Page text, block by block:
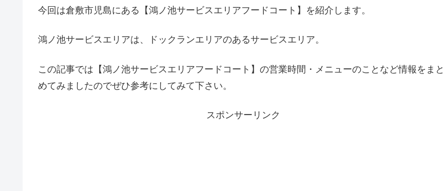
今回は倉敷市児島にある【鴻ノ池サービスエリアフードコート】を紹介します。
鴻ノ池サービスエリアは、ドックランエリアのあるサービスエリア。
この記事では【鴻ノ池サービスエリアフードコート】の営業時間・メニューのことなど情報をまと
めてみましたのでぜひ参考にしてみて下さい。
スポンサーリンク